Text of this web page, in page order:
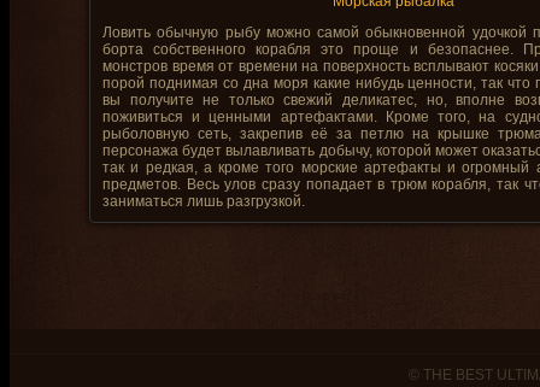
Ловить обычную рыбу можно самой обыкновенной удочкой
борта собственного корабля это проще и безопаснее.
монстров время от времени на поверхность всплывают
порой поднимая со дна моря какие нибудь ценности, так что
вы получите не только свежий деликатес, но, вполне
поживиться и ценными артефактами. Кроме того, на
рыболовную сеть, закрепив её за петлю на крышке
персонажа будет вылавливать добычу, которой может
так и редкая, а кроме того морские артефакты и огромный
предметов. Весь улов сразу попадает в трюм корабля, так
заниматься лишь разгрузкой.
© THE BEST